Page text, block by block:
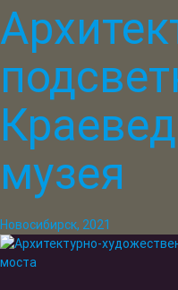
музея
Новосибирск, 2021